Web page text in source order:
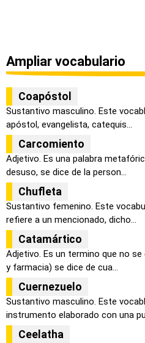
Ampliar vocabulario
Coapóstol
Sustantivo masculino. Este
apóstol, evangelista, catequis...
Carcomiento
Adjetivo. Es una palabra
desuso, se dice de la person...
Chufleta
Sustantivo femenino. Este
refiere a un mencionado, dicho...
Catamártico
Adjetivo. Es un termino que no
y farmacia) se dice de cua...
Cuernezuelo
Sustantivo masculino. Este
instrumento elaborado con una
Ceelatha